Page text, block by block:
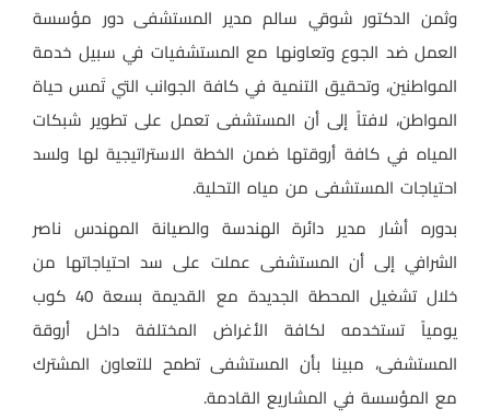
وثمن الدكتور شوقي سالم مدير المستشفى دور مؤسسة
العمل ضد الجوع وتعاونها مع المستشفيات في سبيل خدمة
المواطنين، وتحقيق التنمية في كافة الجوانب التي تَمس حياة
المواطن، لافتاً إلى أن المستشفى تعمل على تطوير شبكات
المياه في كافة أروقتها ضمن الخطة الاستراتيجية لها ولسد
احتياجات المستشفى من مياه التحلية.
بدوره أشار مدير دائرة الهندسة والصيانة المهندس ناصر
الشرافي إلى أن المستشفى عملت على سد احتياجاتها من
خلال تشغيل المحطة الجديدة مع القديمة بسعة 40 كوب
يومياً تستخدمه لكافة الأغراض المختلفة داخل أروقة
المستشفى، مبينا بأن المستشفى تطمح للتعاون المشترك
مع المؤسسة في المشاريع القادمة.